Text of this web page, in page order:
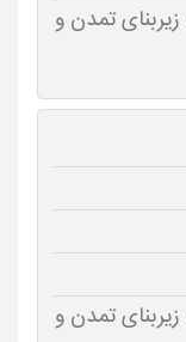
تمدن و
تمدن و